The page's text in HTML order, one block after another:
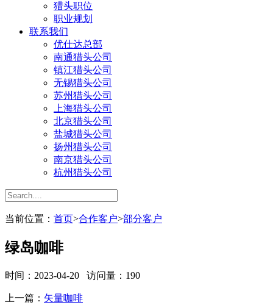
猎头职位
职业规划
联系我们
优仕达总部
南通猎头公司
镇江猎头公司
无锡猎头公司
苏州猎头公司
上海猎头公司
北京猎头公司
盐城猎头公司
扬州猎头公司
南京猎头公司
杭州猎头公司
当前位置： 首页>合作客户>部分客户
绿岛咖啡
时间：2023-04-20 访问量： 190
上一篇： 矢量咖啡